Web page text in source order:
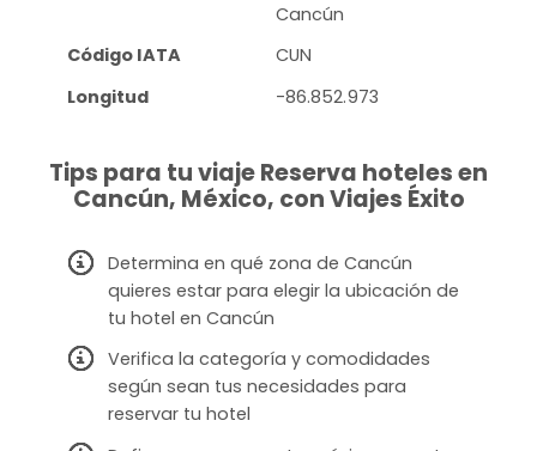
Cancún
Código IATA
CUN
Longitud
-86.852.973
Tips para tu viaje Reserva hoteles en
Cancún, México, con Viajes Éxito
Determina en qué zona de Cancún
quieres estar para elegir la ubicación de
tu hotel en Cancún
Verifica la categoría y comodidades
según sean tus necesidades para
reservar tu hotel